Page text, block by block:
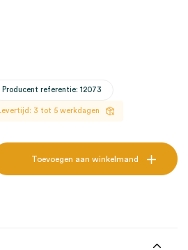
Producent referentie: 12073
Levertijd: 3 tot 5 werkdagen
Toevoegen aan winkelmand